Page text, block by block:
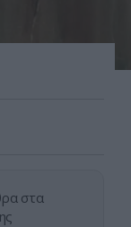
στα